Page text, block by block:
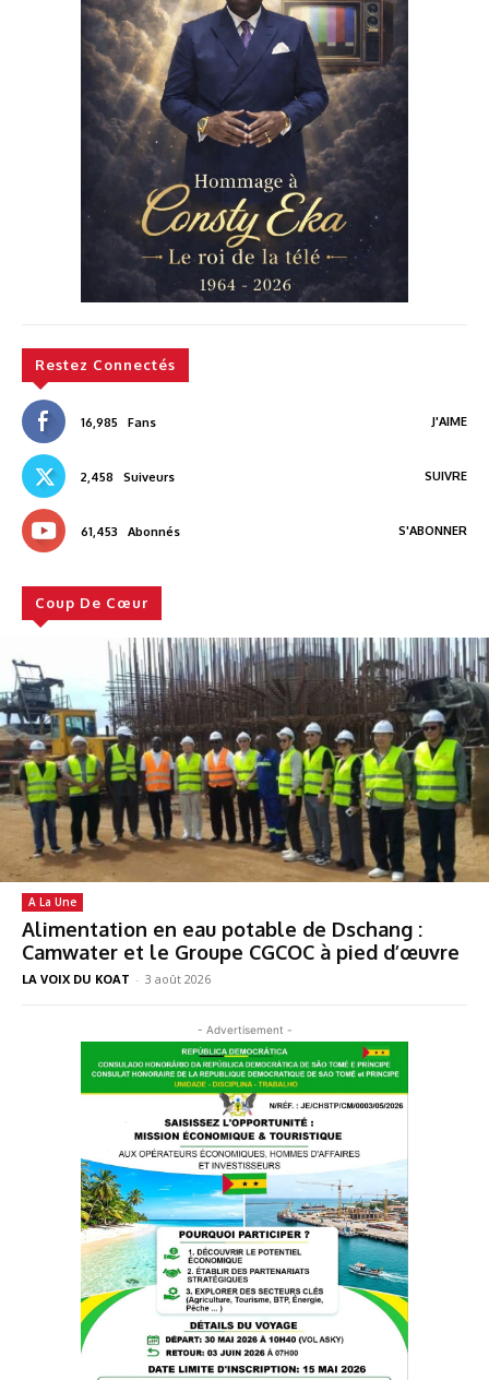
Restez Connectés
16,985 Fans J'AIME
2,458 Suiveurs SUIVRE
61,453 Abonnés S'ABONNER
Coup De Cœur
A La Une
Alimentation en eau potable de Dschang :
Camwater et le Groupe CGCOC à pied d’œuvre
LA VOIX DU KOAT - 3 août 2026
- Advertisement -